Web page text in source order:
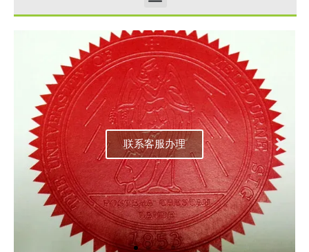
联系客服办理